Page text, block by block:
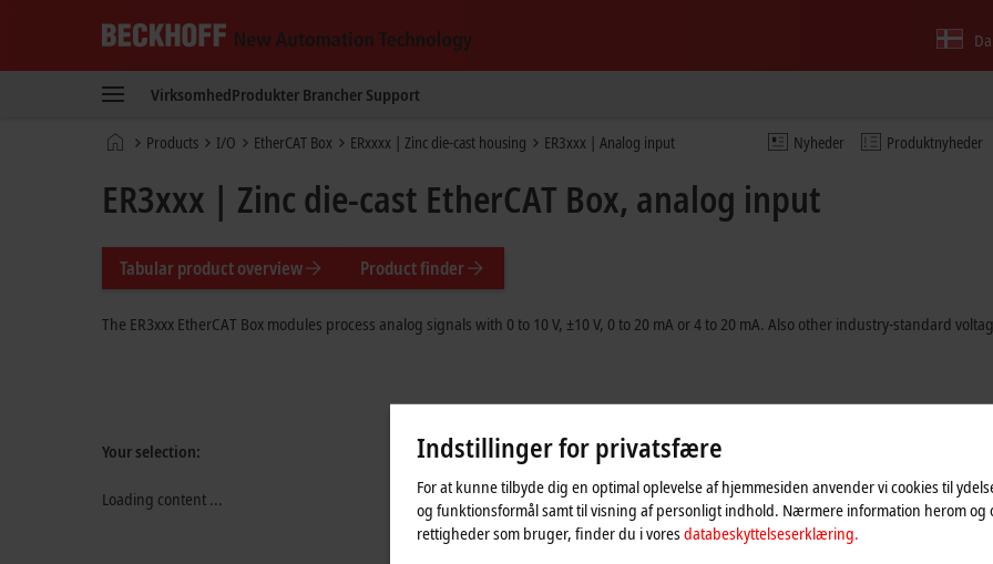
New
Technology
VirksomhedProdukter Brancher Support
Nyheder Produktnyheder
HjemmesideProducts I/O EtherCAT Box ERxxxx | Zinc die-cast housing ER3xxx | Analog input
ER3xxx | Zinc die-cast EtherCAT Box, analog input
Tabular product overview Product finder
The ER3xxx EtherCAT Box modules process analog signals with 0 to 10 V, ±10 V, 0 to 20 mA or 4 to 20 mA. Also other industry-standard
Your selection:
Loading content ...
Indstillinger for privatsfære
For at kunne tilbyde dig en optimal oplevelse af hjemmesiden anvender vi cookies til
og funktionsformål samt til visning af personligt indhold. Nærmere information herom og
rettigheder som bruger, finder du i voresdatabeskyttelseserklæring.